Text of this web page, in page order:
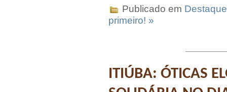
Publicado em
primeiro! »
ITIÚBA: ÓTICAS